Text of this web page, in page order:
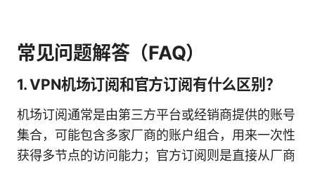
常见问题解答（FAQ）
1. VPN机场订阅和官方订阅有什么区别？
机场订阅通常是由第三方平台或经销商提供的账号
集合，可能包含多家厂商的账户组合，用来一次性
获得多节点的访问能力；官方订阅则是直接从厂商